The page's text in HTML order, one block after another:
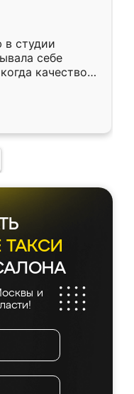
в студии
себе
качеством
уже почти
ТАКСИ
и